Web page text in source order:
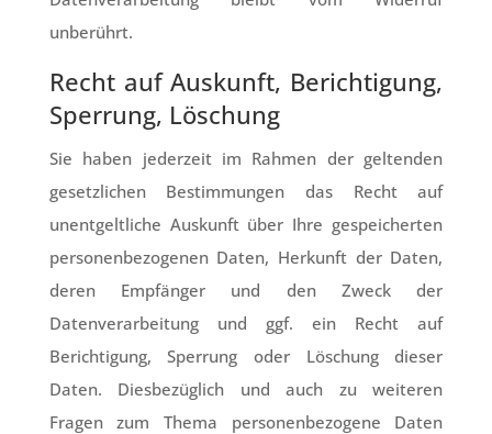
unberührt.
Recht auf Auskunft, Berichtigung,
Sperrung, Löschung
Sie haben jederzeit im Rahmen der geltenden
gesetzlichen Bestimmungen das Recht auf
unentgeltliche Auskunft über Ihre gespeicherten
personenbezogenen Daten, Herkunft der Daten,
deren Empfänger und den Zweck der
Datenverarbeitung und ggf. ein Recht auf
Berichtigung, Sperrung oder Löschung dieser
Daten. Diesbezüglich und auch zu weiteren
Fragen zum Thema personenbezogene Daten